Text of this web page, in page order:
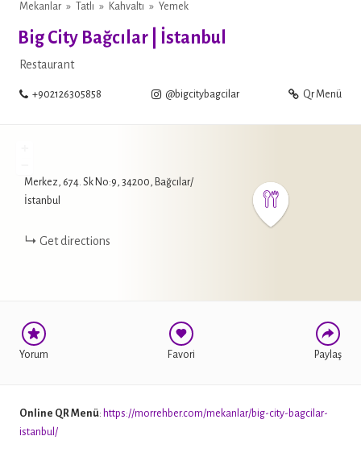
Mekanlar Tatlı Kahvaltı Yemek
Big City Bağcılar | İstanbul
Restaurant
+902126305858 @bigcitybagcilar Qr Menü
Merkez, 674. Sk No:9, 34200, Bağcılar/
İstanbul
Get directions
Yorum Favori Paylaş
WHATSAPP
FACEBOOK
Online QR Menü: https://morrehber.com/mekanlar/big-city-bagcilar-
istanbul/